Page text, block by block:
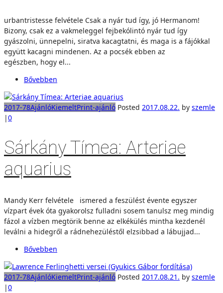
urbantristesse felvétele Csak a nyár tud így, jó Hermanom!
Bizony, csak ez a vakmeleggel fejbekólintó nyár tud így
gyászolni, ünnepelni, siratva kacagtatni, és maga is a fájókkal
együtt kacagni mindenen. Az a pocsék ebben az
egészben, hogy el...
Bővebben
2017-78AjánlóKiemeltPrint-ajánló Posted 2017.08.22. by szemle
|0
Sárkány Tímea: Arteriae
aquarius
Mandy Kerr felvétele ismered a feszülést évente egyszer
vízpart évek óta gyakorolsz fulladni sosem tanulsz meg mindig
fázol a vízben megtörik benne az elkékülés mintha kezdenél
leválni a hidegről a rádnehezüléstől elzsibbad a lábujjad...
Bővebben
2017-78AjánlóKiemeltPrint-ajánló Posted 2017.08.21. by szemle
|0